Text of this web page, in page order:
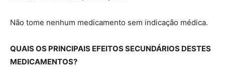
Não tome nenhum medicamento sem indicação médica.
QUAIS OS PRINCIPAIS EFEITOS SECUNDÁRIOS DESTES
MEDICAMENTOS?